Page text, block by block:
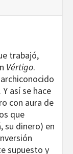
trabajó,
Vértigo.
así se hace
con aura de
que
su dinero) en
supuesto y